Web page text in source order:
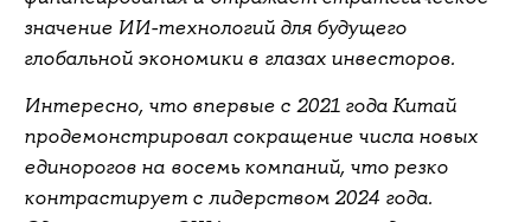
значение ИИ-технологий для будущего
глобальной экономики в глазах инвесторов.
Интересно, что впервые с 2021 года Китай
продемонстрировал сокращение числа новых
единорогов на восемь компаний, что резко
контрастирует с лидерством 2024 года.